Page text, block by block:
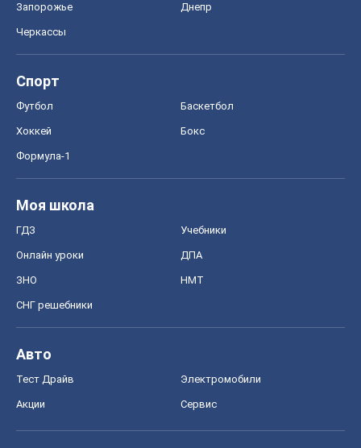
Запорожье Днепр
Черкассы
Спорт
Футбол Баскетбол
Хоккей Бокс
Формула-1
Моя школа
ГДЗ Учебники
Онлайн уроки ДПА
ЗНО НМТ
СНГ решебники
Авто
Тест Драйв Электромобили
Акции Сервис